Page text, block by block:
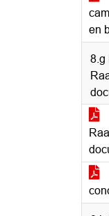
en
8.g